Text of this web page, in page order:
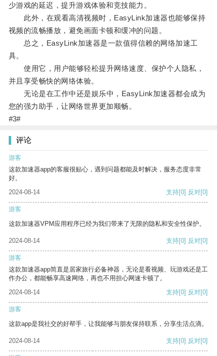
少游戏的延迟，提升游戏体验和竞技能力。
此外，在观看高清视频时，EasyLink加速器也能够保持
视频的流畅播放，避免画面卡顿和缓冲的问题。
总之，EasyLink加速器是一款值得信赖的网络加速工
具。
使用它，用户能够轻松提升网络速度、保护个人隐私，
并且享受畅快的网络体验。
无论是在工作中还是娱乐中，EasyLink加速器都会成为
您的强力助手，让网络世界更加顺畅。
#3#
评论
游客
这款加速器app的客服很贴心，遇到问题都能及时解决，服务态度非常
好。
2024-08-14
支持[0] 反对[0]
游客
这款加速器VPM应用程序已经为我们带来了无限的隐私和安全性保护。
2024-08-14 支持[0] 反对[0]
游客
这款加速器app简直是居家旅行必备神器，无论是看视频、玩游戏还是工
作办公，都能畅享高速网络，再也不用担心网速卡顿了。
2024-08-14
支持[0] 反对[0]
游客
这款app是我社交的好帮手，让我能够与朋友保持联系，分享生活点滴。
2024-08-14 支持[0] 反对[0]